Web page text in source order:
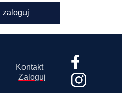
zaloguj
Kontakt
Zaloguj